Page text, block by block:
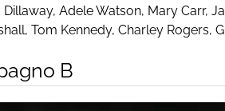
Adele Watson, Mary Carr,
Tom Kennedy, Charley Rogers,
B